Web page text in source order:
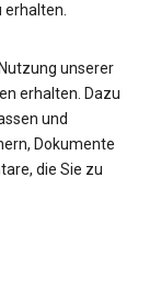
erhalten.
unserer
erhalten. Dazu
und
Dokumente
die Sie zu